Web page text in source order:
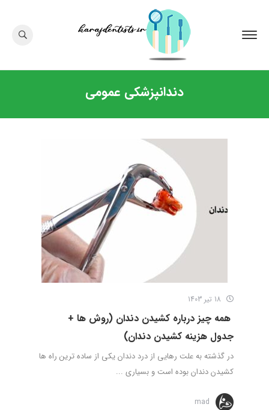
دندانپزشکی عمومی
همه چیز درباره کشیدن دندان (روش ها +
جدول هزینه کشیدن دندان)
در گذشته به علت رهایی از درد دندان یکی از ساده ترین راه ها
کشیدن دندان بوده است و بسیاری ...
mad